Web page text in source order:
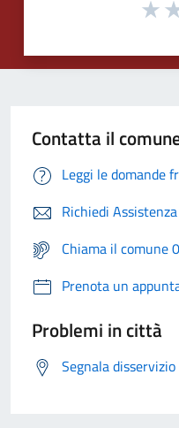
Contatta il
Leggi le domande
Richiedi Assistenza
Chiama il comune
Prenota un
Problemi in città
Segnala disservizio